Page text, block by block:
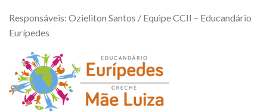
Responsáveis: Ozieliton Santos / Equipe CCII – Educandário
Eurípedes